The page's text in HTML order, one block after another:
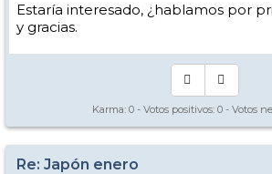
Estaría interesado, ¿hablamos por
y gracias.
Karma: 0 - Votos positivos: 0 - Votos
Re: Japón enero